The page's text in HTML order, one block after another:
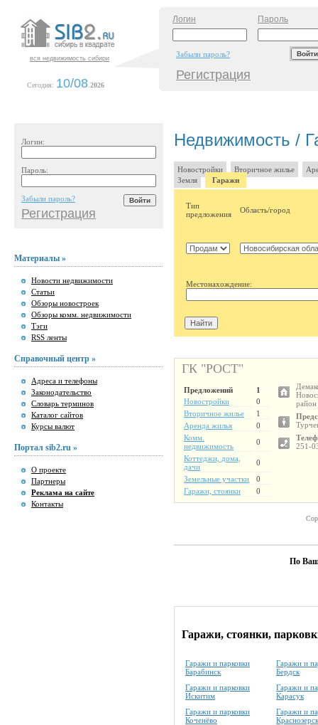
вся недвижимость сибири
Сегодня: 10/08 2026
Логин Пароль
Забыли пароль?
Регистрация
Логин:
Пароль:
Забыли пароль?
Регистрация
Материалы »
Новости недвижимости
Статьи
Обзоры новостроек
Обзоры комм. недвижимости
Тэги
RSS ленты
Справочный центр »
Адреса и телефоны
Законодательство
Словарь терминов
Каталог сайтов
Курсы валют
Портал sib2.ru »
О проекте
Партнеры
Реклама на сайте
Контакты
Недвижимость /
Новостройки Вторичное жилье
Земля
Гаражи
Тип
предложения
Область/город
Местонахождение:
ГК "РОСТ"
Предложений
1
Новостройки
0
Вторичное жилье
1
Аренда жилья
0
Комм.
недвижимость
0
Коттеджи, дома,
дачи
0
Земельные участки
0
Гаражи, стоянки
0
район
251-
По
Гаражи, стоянки,
Гаражи и парковки
Барабинск
Гаражи и
Бердск
Гаражи и парковки
Искитим
Гаражи и
Карасук
Гаражи и парковки
Коченёво
Гаражи и